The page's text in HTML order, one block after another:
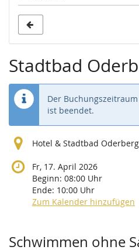
Stadtbad
Der
ist beendet.
Hotel & Stadtbad
Fr, 17. April 2026
Beginn: 08:00 Uhr
Ende: 10:00 Uhr
Zum Kalender hinzufügen
Produkte
Schwimmen ohne